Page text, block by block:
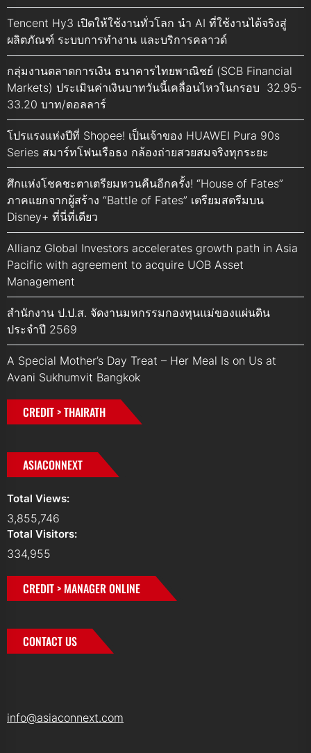
Tencent Hy3 เปิดให้ใช้งานทั่วโลก นำ AI ที่ใช้งานได้จริงสู่
ผลิตภัณฑ์ ระบบการทำงาน และบริการคลาวด์
กลุ่มงานตลาดการเงิน ธนาคารไทยพาณิชย์ (SCB Financial
Markets) ประเมินค่าเงินบาทวันนี้เคลื่อนไหวในกรอบ 32.95-
33.20 บาท/ดอลลาร์
โปรแรงแห่งปีที่ Shopee! เป็นเจ้าของ HUAWEI Pura 90s
Series สมาร์ทโฟนเรือธง กล้องถ่ายสวยสมจริงทุกระยะ
ศึกแห่งโชคชะตาเตรียมหวนคืนอีกครั้ง! “House of Fates”
ภาคแยกจากผู้สร้าง “Battle of Fates” เตรียมสตรีมบน
Disney+ ที่นี่ที่เดียว
Allianz Global Investors accelerates growth path in Asia
Pacific with agreement to acquire UOB Asset
Management
สำนักงาน ป.ป.ส. จัดงานมหกรรมกองทุนแม่ของแผ่นดิน
ประจำปี 2569
A Special Mother’s Day Treat – Her Meal Is on Us at
Avani Sukhumvit Bangkok
CREDIT > THAIRATH
ASIACONNEXT
Total Views:
3,855,746
Total Visitors:
334,955
CREDIT > MANAGER ONLINE
CONTACT US
info@asiaconnext.com